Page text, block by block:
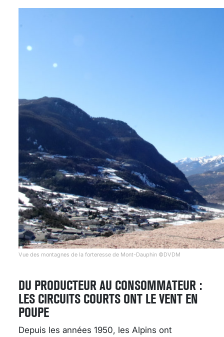
Vue des montagnes de la forteresse de Mont-Dauphin ©DVDM
DU PRODUCTEUR AU CONSOMMATEUR :
LES CIRCUITS COURTS ONT LE VENT EN
POUPE
Depuis les années 1950, les Alpins ont